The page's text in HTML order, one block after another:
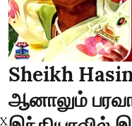
Sheikh
ஆனாலும்
X